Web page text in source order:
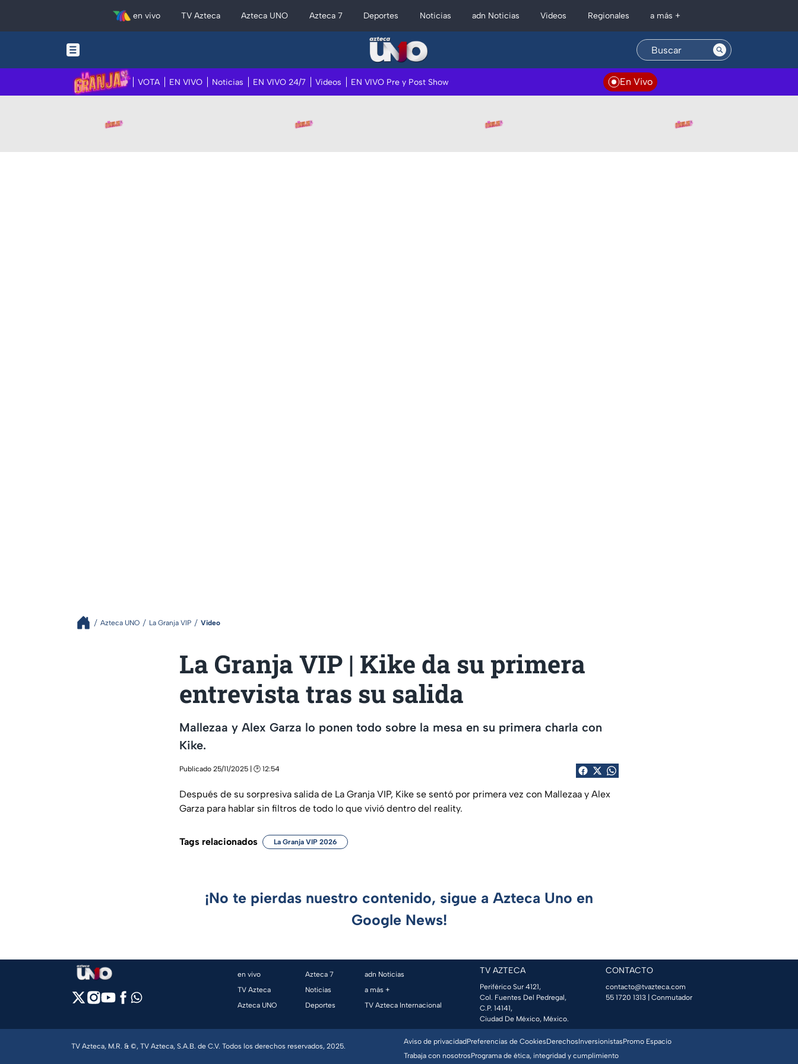
en vivo TV Azteca Azteca UNO Azteca 7 Deportes Noticias adn Noticias Videos Regionales a más +
VOTA EN VIVO Noticias EN VIVO 24/7 Videos EN VIVO Pre y Post Show En Vivo
Azteca UNO La Granja VIP Video
La Granja VIP | Kike da su primera
entrevista tras su salida
Mallezaa y Alex Garza lo ponen todo sobre la mesa en su primera charla con
Kike.
Publicado 25/11/2025 | 🕑 12:54
Después de su sorpresiva salida de La Granja VIP, Kike se sentó por primera vez con Mallezaa y Alex
Garza para hablar sin filtros de todo lo que vivió dentro del reality.
Tags relacionados La Granja VIP 2026
¡No te pierdas nuestro contenido, sigue a Azteca Uno en
Google News!
en vivo
TV Azteca
Azteca UNO
Azteca 7
Noticias
Deportes
adn Noticias
a más +
TV Azteca Internacional
TV AZTECA
Periférico Sur 4121,
Col. Fuentes Del Pedregal,
C.P. 14141,
Ciudad De México, México.
CONTACTO
contacto@tvazteca.com
55 1720 1313 | Conmutador
TV Azteca, M.R. & ©, TV Azteca, S.A.B. de C.V. Todos los derechos reservados, 2025.
Aviso de privacidadPreferencias de CookiesDerechosInversionistasPromo Espacio
Trabaja con nosotrosPrograma de ética, integridad y cumplimiento